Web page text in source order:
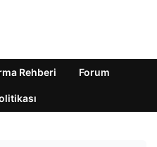
Rehberi Forum